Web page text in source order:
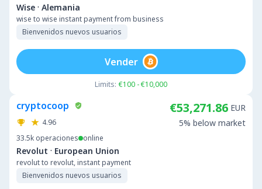
Wise · Alemania
wise to wise instant payment from business
Bienvenidos nuevos usuarios
Limits: €100 - €10,000
Vender
cryptocoop
4.96
33.5k operaciones online
Revolut · European Union
revolut to revolut, instant payment
Bienvenidos nuevos usuarios
€53,271.86 EUR
5% below market